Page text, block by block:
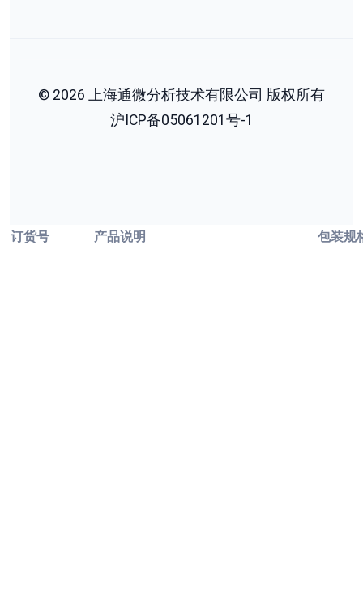
© 2026 上海通微分析技术有限公司 版权所有
沪ICP备05061201号-1
订货号 产品说明 包装规